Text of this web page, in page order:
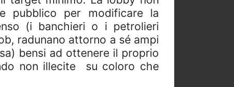
pubblico per modificare la
(i banchieri o i petrolieri
radunano attorno a sé ampi
bensi ad ottenere il proprio
non illecite
su coloro che